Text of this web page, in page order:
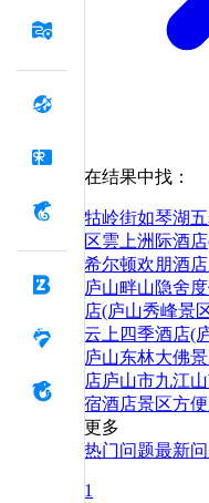
在结果中找：
牯岭街如琴湖
区雲上洲际酒
希尔顿欢朋酒店
庐山畔山隐舍
店(庐山秀峰景
云上四季酒店(
庐山东林大佛
店庐山市九江
宿酒店景区方便
更多
热门问题最新
1